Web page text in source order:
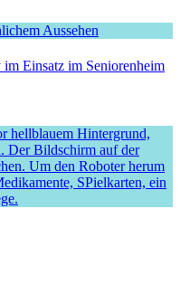
Einsatz im Seniorenheim